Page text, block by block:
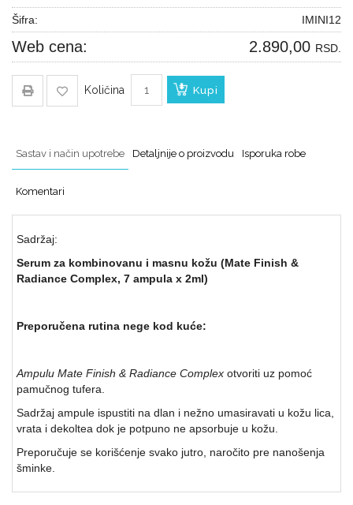
Šifra: IMINI12
Web cena: 2.890,00 RSD.
Količina Kupi
Sastav i način upotrebe Detaljnije o proizvodu Isporuka robe
Komentari
Sadržaj:
Serum za kombinovanu i masnu kožu (Mate Finish &
Radiance Complex, 7 ampula x 2ml)
Preporučena rutina nege kod kuće:
Ampulu Mate Finish & Radiance Complex otvoriti uz pomoć
pamučnog tufera.
Sadržaj ampule ispustiti na dlan i nežno umasiravati u kožu lica,
vrata i dekoltea dok je potpuno ne apsorbuje u kožu.
Preporučuje se korišćenje svako jutro, naročito pre nanošenja
šminke.